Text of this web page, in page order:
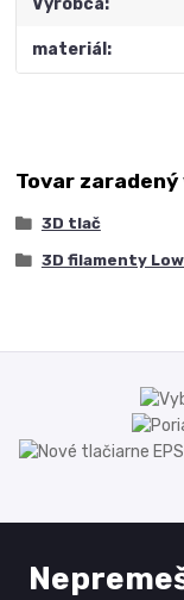
materiál
Tovar
3D tlač
3D filamenty Low